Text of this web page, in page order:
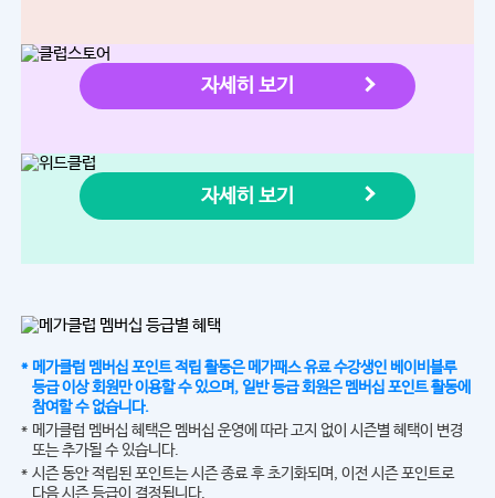
자세히 보기
자세히 보기
메가클럽 멤버십 포인트 적립 활동은 메가패스 유료 수강생인 베이비블루
등급 이상 회원만 이용할 수 있으며, 일반 등급 회원은 멤버십 포인트 활동에
참여할 수 없습니다.
메가클럽 멤버십 혜택은 멤버십 운영에 따라 고지 없이 시즌별 혜택이 변경
또는 추가될 수 있습니다.
시즌 동안 적립된 포인트는 시즌 종료 후 초기화되며, 이전 시즌 포인트로
다음 시즌 등급이 결정됩니다.